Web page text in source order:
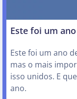
Este foi um
Este foi um ano
mas o mais
isso unidos. E
ano.